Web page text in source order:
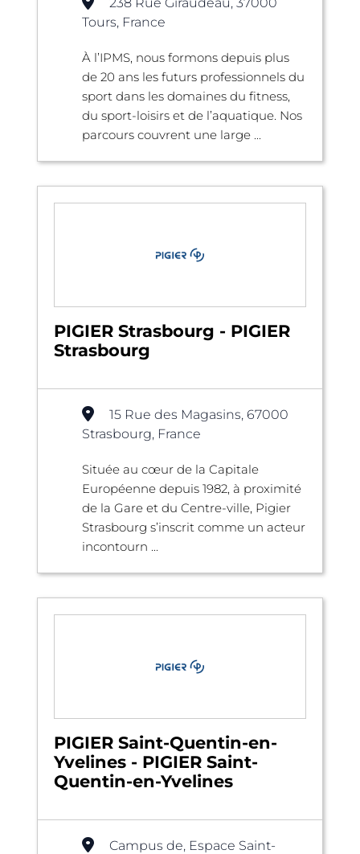
Tours, France
À l’IPMS, nous formons depuis plus
de 20 ans les futurs professionnels du
sport dans les domaines du fitness,
du sport-loisirs et de l’aquatique. Nos
parcours couvrent une large ...
PIGIER Strasbourg - PIGIER
Strasbourg
15 Rue des Magasins, 67000
Strasbourg, France
Située au cœur de la Capitale
Européenne depuis 1982, à proximité
de la Gare et du Centre-ville, Pigier
Strasbourg s’inscrit comme un acteur
incontourn ...
PIGIER Saint-Quentin-en-
Yvelines - PIGIER Saint-
Quentin-en-Yvelines
Campus de, Espace Saint-